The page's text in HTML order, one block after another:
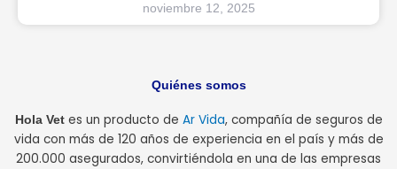
noviembre 12, 2025
Quiénes somos
Hola Vet es un producto de Ar Vida, compañía de seguros de
vida con más de 120 años de experiencia en el país y más de
200.000 asegurados, convirtiéndola en una de las empresas